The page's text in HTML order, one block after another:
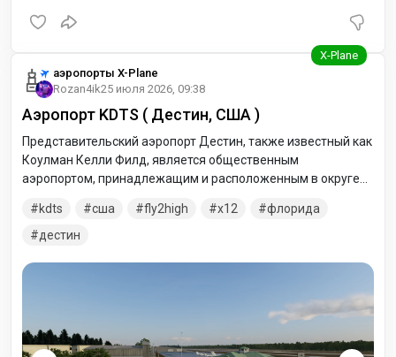
аэропорты X-Plane
Rozan4ik25 июля 2026, 09:38
Аэропорт KDTS ( Дестин, США )
Представительский аэропорт Дестин, также известный как
Коулман Келли Филд, является общественным
аэропортом, принадлежащим и расположенным в округе
морской миле к востоку от центрального делового района
Дестин, штат Флорида.
kdts сша fly2high x12
флорида
дестин